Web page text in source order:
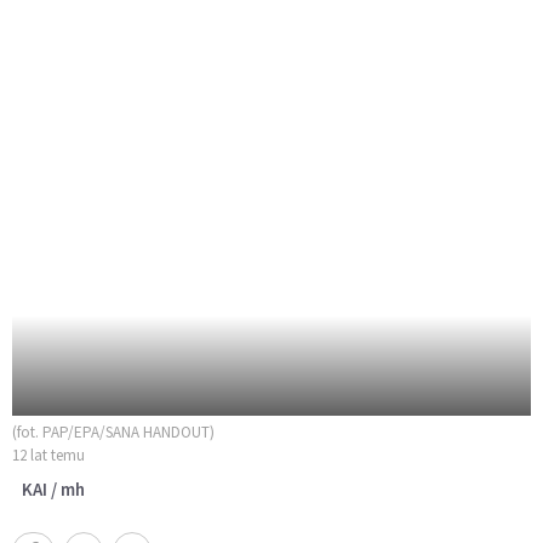
(fot. PAP/EPA/SANA HANDOUT)
12 lat temu
KAI / mh